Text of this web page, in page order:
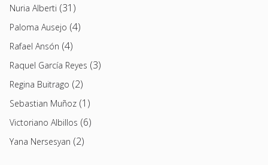
Nuria Alberti (31)
Paloma Ausejo (4)
Rafael Ansón (4)
Raquel García Reyes (3)
Regina Buitrago (2)
Sebastian Muñoz (1)
Victoriano Albillos (6)
Yana Nersesyan (2)